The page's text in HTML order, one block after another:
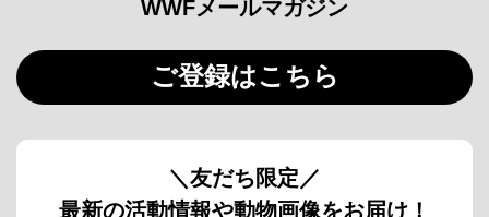
WWFメールマガジン
ご登録はこちら
＼友だち限定／
最新の活動情報や動物画像をお届け！